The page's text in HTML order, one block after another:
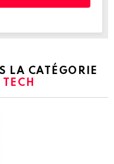
LA CATÉGORIE